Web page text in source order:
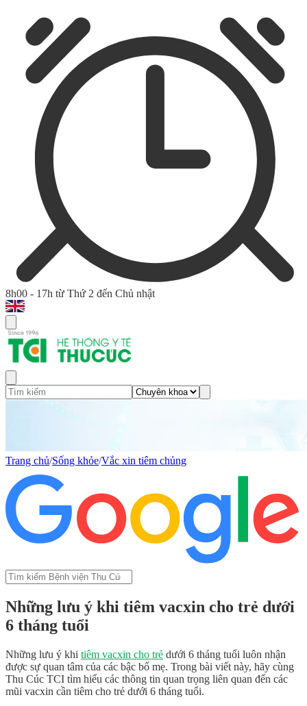
8h00 - 17h từ Thứ 2 đến Chủ nhật
Trang chủ/Sống khỏe/Vắc xin tiêm chủng
Những lưu ý khi tiêm vacxin cho trẻ dưới
6 tháng tuổi
Những lưu ý khi tiêm vacxin cho trẻ dưới 6 tháng tuổi luôn nhận
được sự quan tâm của các bậc bố mẹ. Trong bài viết này, hãy cùng
Thu Cúc TCI tìm hiểu các thông tin quan trọng liên quan đến các
mũi vacxin cần tiêm cho trẻ dưới 6 tháng tuổi.